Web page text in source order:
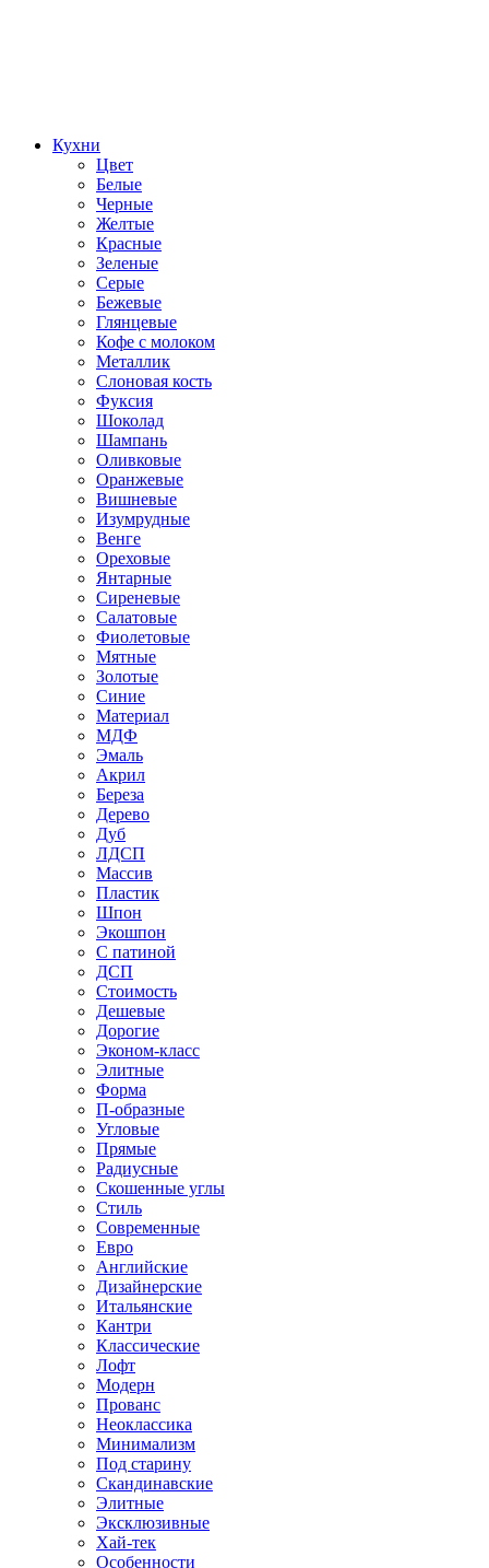
Кухни
Цвет
Белые
Черные
Желтые
Красные
Зеленые
Серые
Бежевые
Глянцевые
Кофе с молоком
Металлик
Слоновая кость
Фуксия
Шоколад
Шампань
Оливковые
Оранжевые
Вишневые
Изумрудные
Венге
Ореховые
Янтарные
Сиреневые
Салатовые
Фиолетовые
Мятные
Золотые
Синие
Материал
МДФ
Эмаль
Акрил
Береза
Дерево
Дуб
ЛДСП
Массив
Пластик
Шпон
Экошпон
С патиной
ДСП
Стоимость
Дешевые
Дорогие
Эконом-класс
Элитные
Форма
П-образные
Угловые
Прямые
Радиусные
Скошенные углы
Стиль
Современные
Евро
Английские
Дизайнерские
Итальянские
Кантри
Классические
Лофт
Модерн
Прованс
Неоклассика
Минимализм
Под старину
Скандинавские
Элитные
Эксклюзивные
Хай-тек
Особенности